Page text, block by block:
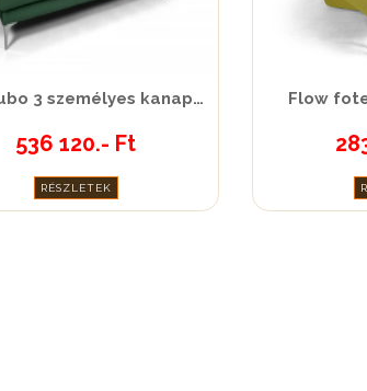
Galla Cubo 3 személyes kanapé - 37
536 120.- Ft
RÉSZLETEK
Flow